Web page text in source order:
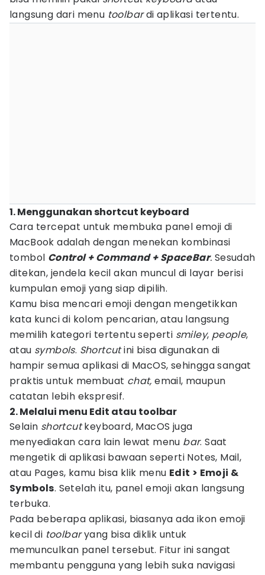
langsung dari menu toolbardi aplikasi tertentu.
1. Menggunakan shortcut keyboard
Cara tercepat untuk membuka panel emoji di
MacBook adalah dengan menekan kombinasi
tombol Control + Command + SpaceBar. Sesudah
ditekan, jendela kecil akan muncul di layar berisi
kumpulan emoji yang siap dipilih.
Kamu bisa mencari emoji dengan mengetikkan
kata kunci di kolom pencarian, atau langsung
memilih kategori tertentu seperti smiley, people,
atau symbols. Shortcutini bisa digunakan di
hampir semua aplikasi di MacOS, sehingga sangat
praktis untuk membuat chat,email, maupun
catatan lebih ekspresif.
2. Melalui menu Edit atau toolbar
Selain shortcutkeyboard, MacOS juga
menyediakan cara lain lewat menu bar. Saat
mengetik di aplikasi bawaan seperti Notes, Mail,
atau Pages, kamu bisa klik menu Edit > Emoji &
Symbols. Setelah itu, panel emoji akan langsung
terbuka.
Pada beberapa aplikasi, biasanya ada ikon emoji
kecil di toolbaryang bisa diklik untuk
memunculkan panel tersebut. Fitur ini sangat
membantu pengguna yang lebih suka navigasi